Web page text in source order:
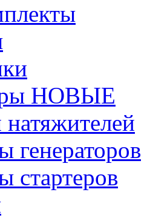
НОВЫЕ
генераторов
стартеров